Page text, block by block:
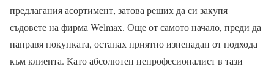
предлагания асортимент, затова реших да си закупя
съдовете на фирма Welmax. Още от самото начало, преди да
направя покупката, останах приятно изненадан от подхода
към клиента. Като абсолютен непрофесионалист в тази